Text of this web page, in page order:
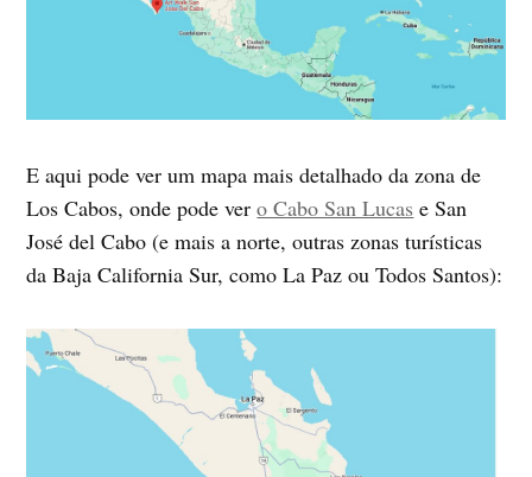
E aqui pode ver um mapa mais detalhado da zona de
Los Cabos, onde pode vero Cabo San Lucas e San
José del Cabo (e mais a norte, outras zonas turísticas
da Baja California Sur, como La Paz ou Todos Santos):